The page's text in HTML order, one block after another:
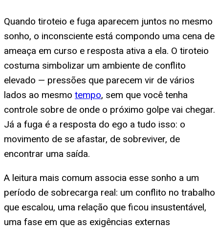
Quando tiroteio e fuga aparecem juntos no mesmo
sonho, o inconsciente está compondo uma cena de
ameaça em curso e resposta ativa a ela. O tiroteio
costuma simbolizar um ambiente de conflito
elevado — pressões que parecem vir de vários
lados ao mesmo tempo, sem que você tenha
controle sobre de onde o próximo golpe vai chegar.
Já a fuga é a resposta do ego a tudo isso: o
movimento de se afastar, de sobreviver, de
encontrar uma saída.
A leitura mais comum associa esse sonho a um
período de sobrecarga real: um conflito no trabalho
que escalou, uma relação que ficou insustentável,
uma fase em que as exigências externas